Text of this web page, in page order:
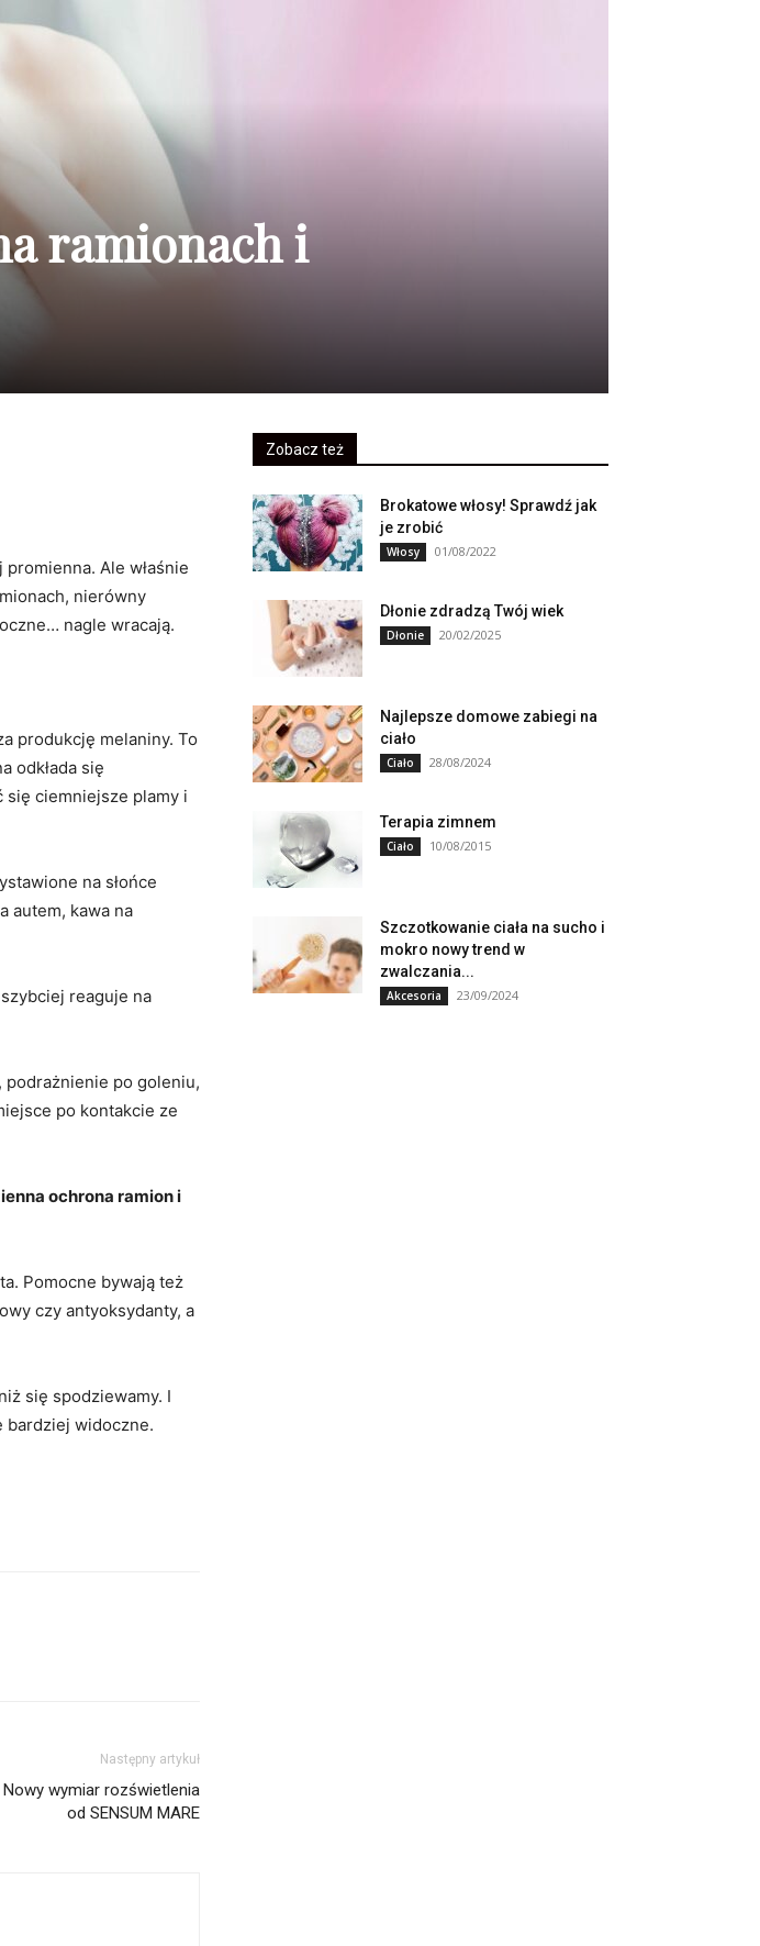
ramionach i
Ale właśnie
nierówny
nagle wracają.
produkcję melaniny. To
odkłada się
ciemniejsze plamy i
na słońce
autem, kawa na
reaguje na
podrażnienie po goleniu,
po kontakcie ze
ochrona ramion i
Pomocne bywają też
czy antyoksydanty, a
się spodziewamy. I
bardziej widoczne.
Następny artykuł
Nowy wymiar rozświetlenia
od SENSUM MARE
Zobacz też
Brokatowe włosy! Sprawdź jak
je zrobić
Włosy 01/08/2022
Dłonie zdradzą Twój wiek
Dłonie 20/02/2025
Najlepsze domowe zabiegi na
ciało
Ciało 28/08/2024
Terapia zimnem
Ciało 10/08/2015
Szczotkowanie ciała na sucho i
mokro nowy trend w
zwalczania...
Akcesoria 23/09/2024